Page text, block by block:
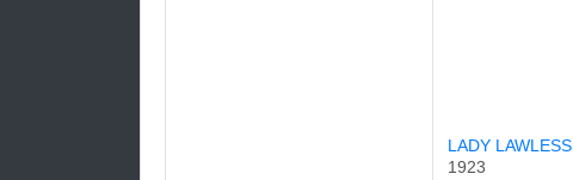
LADY LAWLESS
1923